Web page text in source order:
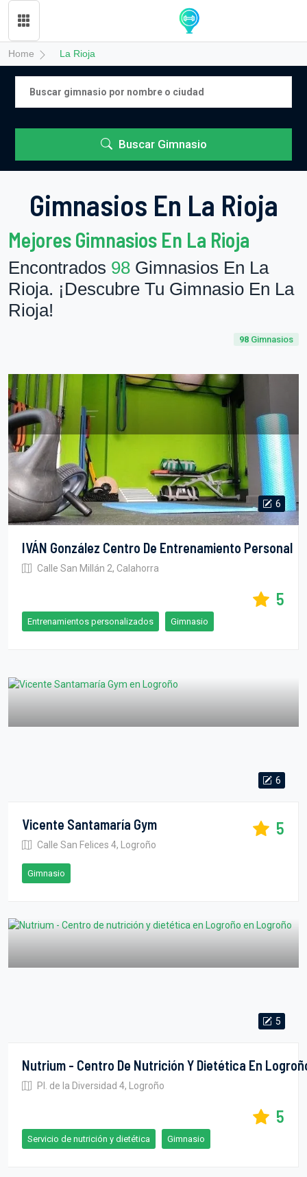
Home La Rioja
Buscar Gimnasio
Gimnasios En La Rioja
Mejores Gimnasios En La Rioja
Encontrados 98 Gimnasios En La
Rioja. ¡Descubre Tu Gimnasio En La
Rioja!
98 Gimnasios
6
IVÁN González Centro De Entrenamiento Personal
Calle San Millán 2, Calahorra
5
Entrenamientos personalizados Gimnasio
6
Vicente Santamaría Gym
Calle San Felices 4, Logroño
5
Gimnasio
5
Nutrium - Centro De Nutrición Y Dietética En
Pl. de la Diversidad 4, Logroño
5
Servicio de nutrición y dietética Gimnasio